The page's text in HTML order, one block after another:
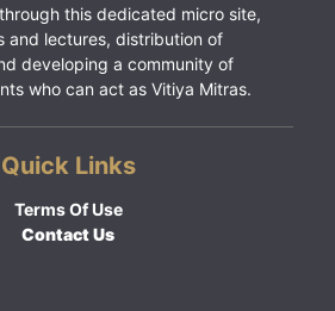
this dedicated micro site,
and lectures, distribution of
developing a community of
who can act as Vitiya Mitras.
Quick Links
Terms Of Use
Contact Us